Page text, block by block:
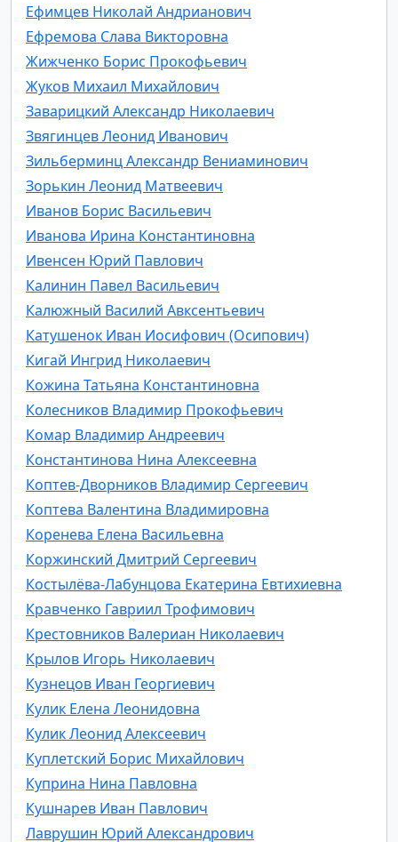
Ефимцев Николай Андрианович
Ефремова Слава Викторовна
Жижченко Борис Прокофьевич
Жуков Михаил Михайлович
Заварицкий Александр Николаевич
Звягинцев Леонид Иванович
Зильберминц Александр Вениаминович
Зорькин Леонид Матвеевич
Иванов Борис Васильевич
Иванова Ирина Константиновна
Ивенсен Юрий Павлович
Калинин Павел Васильевич
Калюжный Василий Авксентьевич
Катушенок Иван Иосифович (Осипович)
Кигай Ингрид Николаевич
Кожина Татьяна Константиновна
Колесников Владимир Прокофьевич
Комар Владимир Андреевич
Константинова Нина Алексеевна
Коптев-Дворников Владимир Сергеевич
Коптева Валентина Владимировна
Коренева Елена Васильевна
Коржинский Дмитрий Сергеевич
Костылёва-Лабунцова Екатерина Евтихиевна
Кравченко Гавриил Трофимович
Крестовников Валериан Николаевич
Крылов Игорь Николаевич
Кузнецов Иван Георгиевич
Кулик Елена Леонидовна
Кулик Леонид Алексеевич
Куплетский Борис Михайлович
Куприна Нина Павловна
Кушнарев Иван Павлович
Лаврушин Юрий Александрович